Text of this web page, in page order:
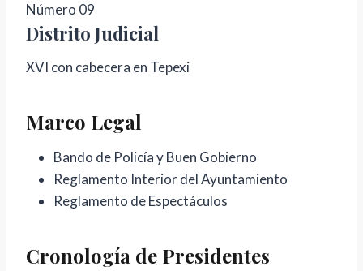
Número 09
Distrito Judicial
XVI con cabecera en Tepexi
Marco Legal
Bando de Policía y Buen Gobierno
Reglamento Interior del Ayuntamiento
Reglamento de Espectáculos
Cronología de Presidentes